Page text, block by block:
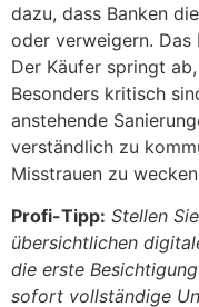
dazu, dass Banken
oder verweigern. Das
Der Käufer springt
Besonders kritisch
anstehende
verständlich zu
Misstrauen zu
Profi-Tipp: Stellen
übersichtlichen
die erste
sofort vollständige